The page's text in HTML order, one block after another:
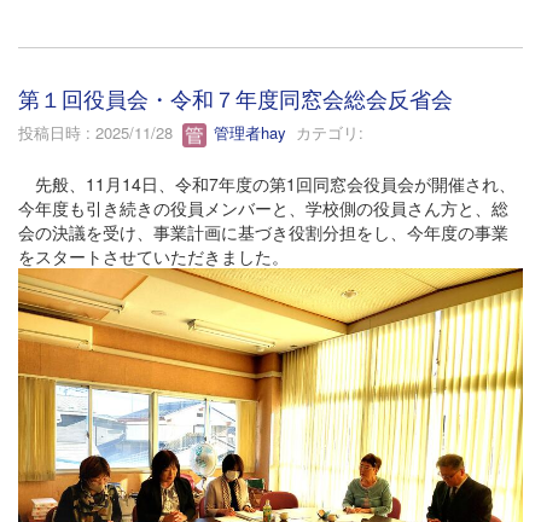
第１回役員会・令和７年度同窓会総会反省会
投稿日時 : 2025/11/28 管理者hay カテゴリ:
先般、11月14日、令和7年度の第1回同窓会役員会が開催され、
今年度も引き続きの役員メンバーと、学校側の役員さん方と、総
会の決議を受け、事業計画に基づき役割分担をし、今年度の事業
をスタートさせていただきました。